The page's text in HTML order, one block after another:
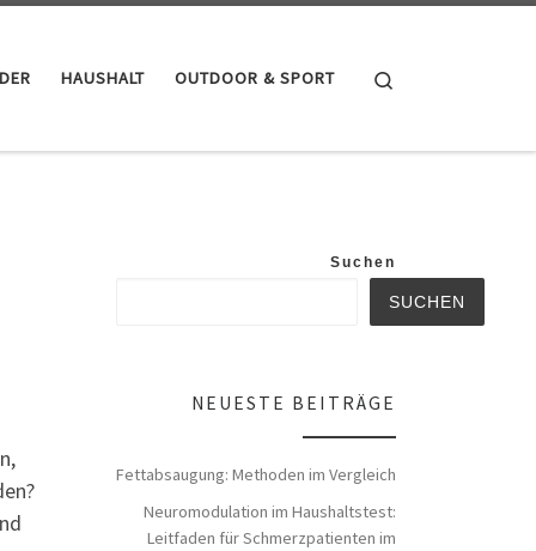
HAUSHALT OUTDOOR & SPORT
Suchen
SUCHEN
NEUESTE BEITRÄGE
Fettabsaugung: Methoden im Vergleich
Neuromodulation im Haushaltstest:
Leitfaden für Schmerzpatienten im